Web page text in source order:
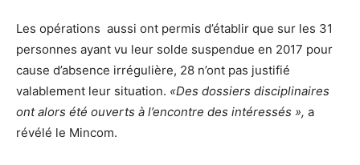
Les opérations aussi ont permis d’établir que sur les 31
personnes ayant vu leur solde suspendue en 2017 pour
cause d’absence irrégulière, 28 n’ont pas justifié
valablement leur situation. «Des dossiers disciplinaires
ont alors été ouverts à l’encontre des intéressés », a
révélé le Mincom.